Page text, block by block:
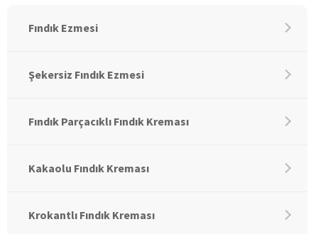
Fındık Ezmesi
Şekersiz Fındık Ezmesi
Fındık Parçacıklı Fındık Kreması
Kakaolu Fındık Kreması
Krokantlı Fındık Kreması